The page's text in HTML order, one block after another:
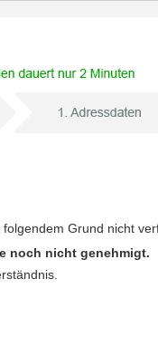
folgendem Grund nicht
noch nicht genehmigt.